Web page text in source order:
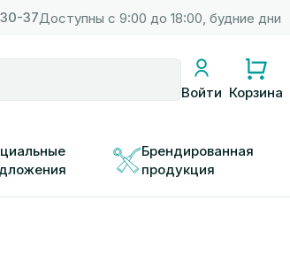
37Доступны с 9:00 до 18:00, будние дни
Войти Корзина
Брендированная
продукция